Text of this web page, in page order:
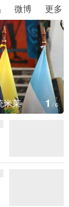
微博 更多
米莱 1/6